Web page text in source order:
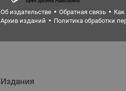
Об издательстве Обратная связь Как
Архив изданий
Политика обработки
Издания